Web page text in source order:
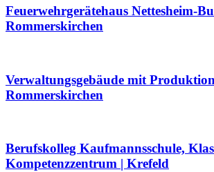
Feuerwehrgerätehaus Nettesheim-
Rommerskirchen
Verwaltungsgebäude mit
Rommerskirchen
Berufskolleg Kaufmannsschule,
Kompetenzzentrum | Krefeld